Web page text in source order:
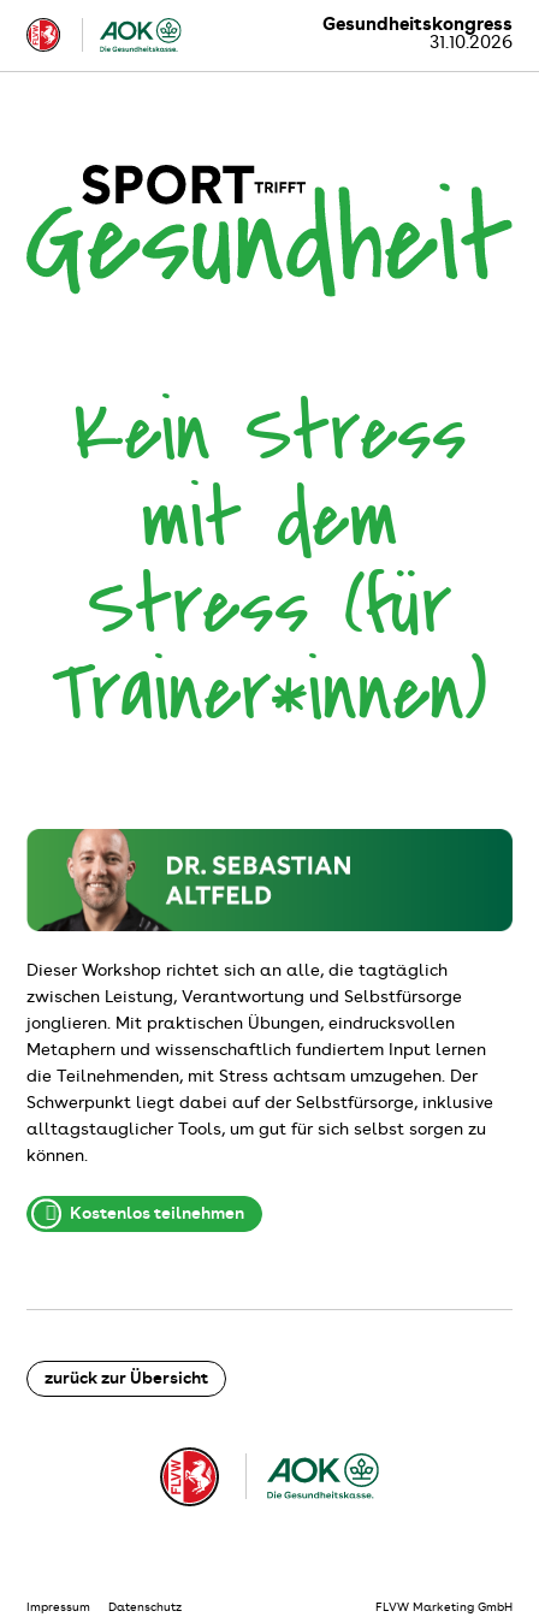
Gesundheitskongress
31.10.2026
Kein Stress
mit dem
Stress (für
Trainer*innen)
Dieser Workshop richtet sich an alle, die tagtäglich
zwischen Leistung, Verantwortung und Selbstfürsorge
jonglieren. Mit praktischen Übungen, eindrucksvollen
Metaphern und wissenschaftlich fundiertem Input lernen
die Teilnehmenden, mit Stress achtsam umzugehen. Der
Schwerpunkt liegt dabei auf der Selbstfürsorge, inklusive
alltagstauglicher Tools, um gut für sich selbst sorgen zu
können.
Kostenlos teilnehmen
zurück zur Übersicht
Impressum Datenschutz FLVW Marketing GmbH